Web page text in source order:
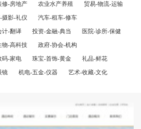
修-房地产 农业水产养殖
贸易-物流-运输
摄影-礼仪
汽车-租车-修车
计-翻译 投资-金融-典当
医院-诊所-保健
物-高科技
政府-协会-机构
码-家电 珠宝-首饰-黄金
礼品-鲜花
镜 机电-五金-仪器 艺术-收藏-文化